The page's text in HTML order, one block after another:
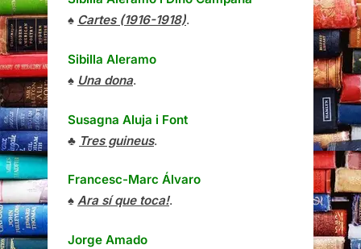
♠ Cartes (1916-1918).
Sibilla Aleramo
♠ Una dona.
Susagna Aluja i Font
♣ Tres guineus.
Francesc-Marc Álvaro
♠ Ara sí que toca!.
Jorge Amado